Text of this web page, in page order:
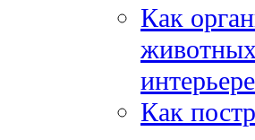
Как
интерьере
Как